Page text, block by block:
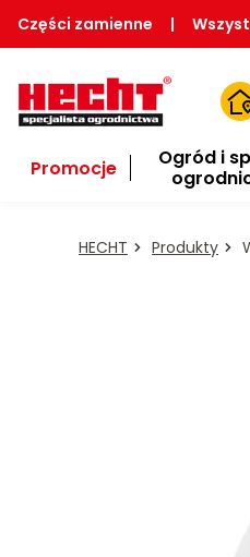
Części zamienne |
Promocje
Ogród i
HECHT Produkty